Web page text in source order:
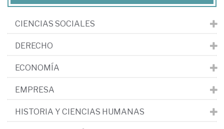
CIENCIAS SOCIALES
DERECHO
ECONOMÍA
EMPRESA
HISTORIA Y CIENCIAS HUMANAS